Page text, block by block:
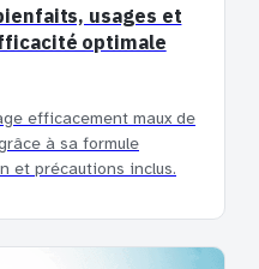
usages et
optimale
efficacement maux de
à sa formule
et précautions inclus.